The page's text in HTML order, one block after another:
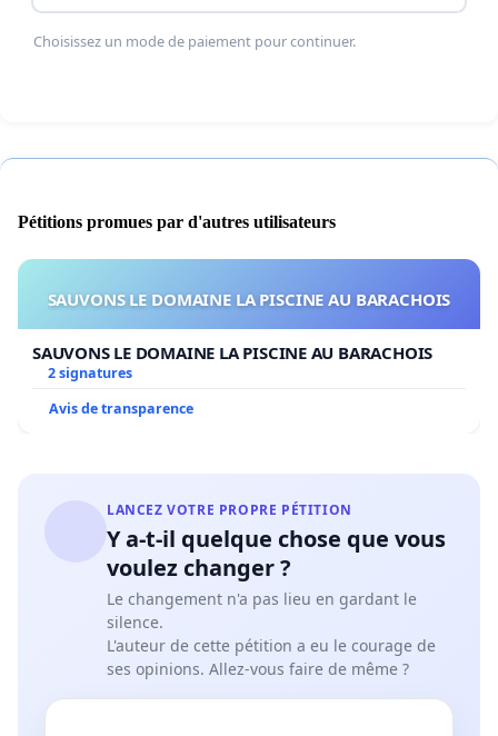
Choisissez un mode de paiement pour continuer.
Pétitions promues par d'autres utilisateurs
SAUVONS LE DOMAINE LA PISCINE AU BARACHOIS
SAUVONS LE DOMAINE LA PISCINE AU BARACHOIS
2 signatures
Avis de transparence
LANCEZ VOTRE PROPRE PÉTITION
Y a-t-il quelque chose que vous
voulez changer ?
Le changement n'a pas lieu en gardant le
silence.
L'auteur de cette pétition a eu le courage de
ses opinions. Allez-vous faire de même ?